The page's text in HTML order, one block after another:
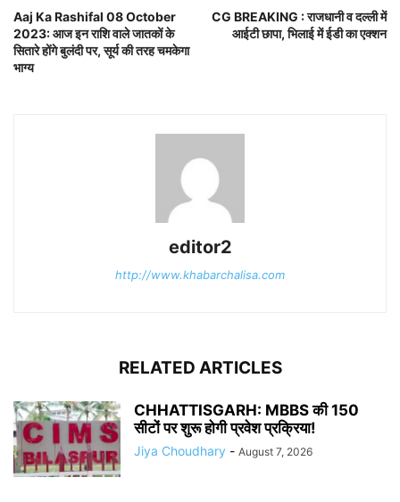
Aaj Ka Rashifal 08 October
2023: आज इन राशि वाले जातकों के
सितारे होंगे बुलंदी पर, सूर्य की तरह चमकेगा
भाग्य
CG BREAKING : राजधानी व दल्ली में
आईटी छापा, भिलाई में ईडी का एक्शन
editor2
http://www.khabarchalisa.com
RELATED ARTICLES
CHHATTISGARH: MBBS की 150
सीटों पर शुरू होगी प्रवेश प्रक्रिया!
Jiya Choudhary - August 7, 2026